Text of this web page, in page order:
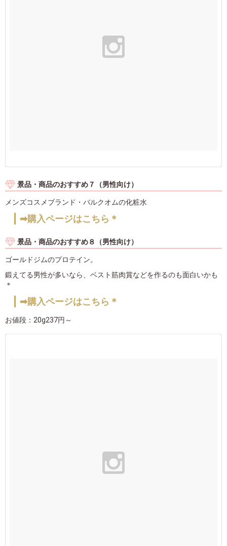
景品・商品のおすすめ７（男性向け）
メンズコスメブランド・バルクオムの化粧水
➡購入ページはこちら＊
景品・商品のおすすめ８（男性向け）
ゴールドジムのプロテイン。
鍛えてる男性が多いなら、ベスト筋肉賞などを作るのも面白いかも
＊
➡購入ページはこちら＊
お値段：20g237円～